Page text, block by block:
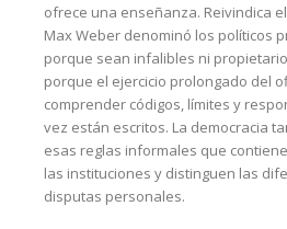
ofrece una enseñanza. Reivindica
Max Weber denominó los políticos
porque sean infalibles ni
porque el ejercicio prolongado del
comprender códigos, límites y
vez están escritos. La democracia
esas reglas informales que
las instituciones y distinguen las
disputas personales.